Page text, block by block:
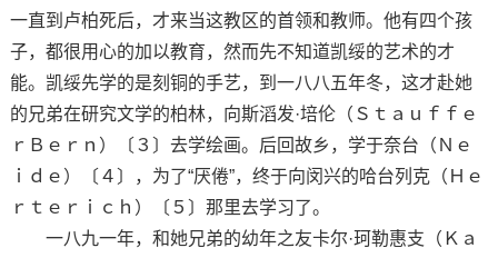
一直到卢柏死后，才来当这教区的首领和教师。他有四个孩
子，都很用心的加以教育，然而先不知道凯绥的艺术的才
能。凯绥先学的是刻铜的手艺，到一八八五年冬，这才赴她
的兄弟在研究文学的柏林，向斯滔发·培伦（Ｓｔａｕｆｆｅ
ｒＢｅｒｎ）〔３〕去学绘画。后回故乡，学于奈台（Ｎｅ
ｉｄｅ）〔４〕，为了“厌倦”，终于向闵兴的哈台列克（Ｈｅ
ｒｔｅｒｉｃｈ）〔５〕那里去学习了。
一八九一年，和她兄弟的幼年之友卡尔·珂勒惠支（Ｋａ